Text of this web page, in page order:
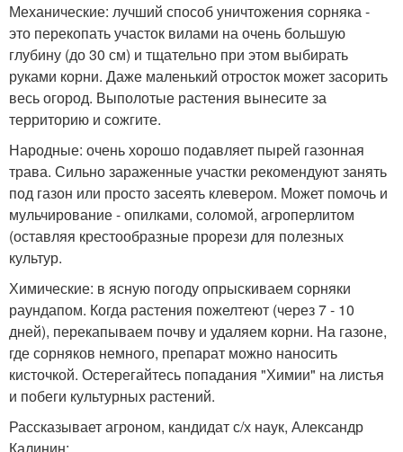
Механические: лучший способ уничтожения сорняка -
это перекопать участок вилами на очень большую
глубину (до 30 см) и тщательно при этом выбирать
руками корни. Даже маленький отросток может засорить
весь огород. Выполотые растения вынесите за
территорию и сожгите.
Народные: очень хорошо подавляет пырей газонная
трава. Сильно зараженные участки рекомендуют занять
под газон или просто засеять клевером. Может помочь и
мульчирование - опилками, соломой, агроперлитом
(оставляя крестообразные прорези для полезных
культур.
Химические: в ясную погоду опрыскиваем сорняки
раундапом. Когда растения пожелтеют (через 7 - 10
дней), перекапываем почву и удаляем корни. На газоне,
где сорняков немного, препарат можно наносить
кисточкой. Остерегайтесь попадания "Химии" на листья
и побеги культурных растений.
Рассказывает агроном, кандидат с/х наук, Александр